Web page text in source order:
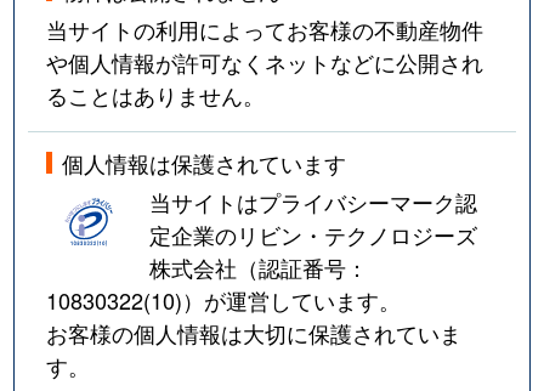
当サイトの利用によってお客様の不動産物件
や個人情報が許可なくネットなどに公開され
ることはありません。
個人情報は保護されています
当サイトはプライバシーマーク認
定企業のリビン・テクノロジーズ
株式会社（認証番号：
10830322(10)）が運営しています。
お客様の個人情報は大切に保護されていま
す。